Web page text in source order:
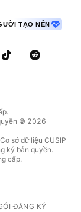
TẠO NÊN
© 2026
sở dữ liệu CUSIP
ký bản quyền.
cấp.
ĐĂNG KÝ